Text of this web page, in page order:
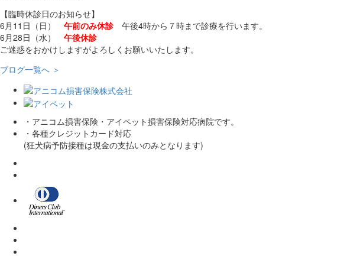
【臨時休診日のお知らせ】
6月11日（日） 午前のみ休診午後4時から７時まで診療を行います。
6月28日（水） 午後休診
ご迷惑をおかけしますがよろしくお願いいたします。
ブログ一覧へ ＞
・アニコム損害保険・アイペット損害保険対応病院です。
・各種クレジットカード対応
(狂犬病予防接種は現金の支払いのみとなります)